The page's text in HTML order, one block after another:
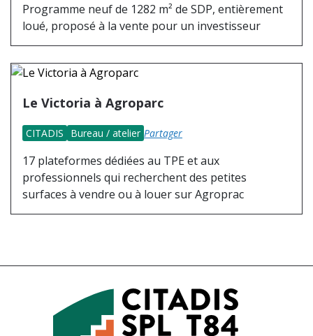
Programme neuf de 1282 m² de SDP, entièrement
loué, proposé à la vente pour un investisseur
Le Victoria à Agroparc
CITADIS Bureau / atelier Partager
17 plateformes dédiées au TPE et aux
professionnels qui recherchent des petites
surfaces à vendre ou à louer sur Agroprac